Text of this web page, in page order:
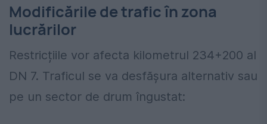
Modificările de trafic în zona
lucrărilor
Restricțiile vor afecta kilometrul 234+200 al
DN 7. Traficul se va desfășura alternativ sau
pe un sector de drum îngustat: